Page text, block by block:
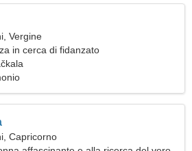
Vergine
in cerca di fidanzato
Capricorno